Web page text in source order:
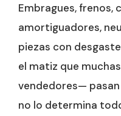
Embragues, frenos,
amortiguadores,
piezas con
el matiz que
vendedores—
no lo determina